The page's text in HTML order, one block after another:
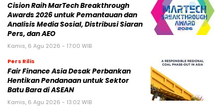
Cision Raih MarTech Breakthrough
Awards 2026 untuk Pemantauan dan
Analisis Media Sosial, Distribusi Siaran
Pers, dan AEO
Kamis, 6 Agu 2026 - 17:00 WIB
Pers Rilis
Fair Finance Asia Desak Perbankan
Hentikan Pendanaan untuk Sektor
Batu Bara di ASEAN
Kamis, 6 Agu 2026 - 13:02 WIB